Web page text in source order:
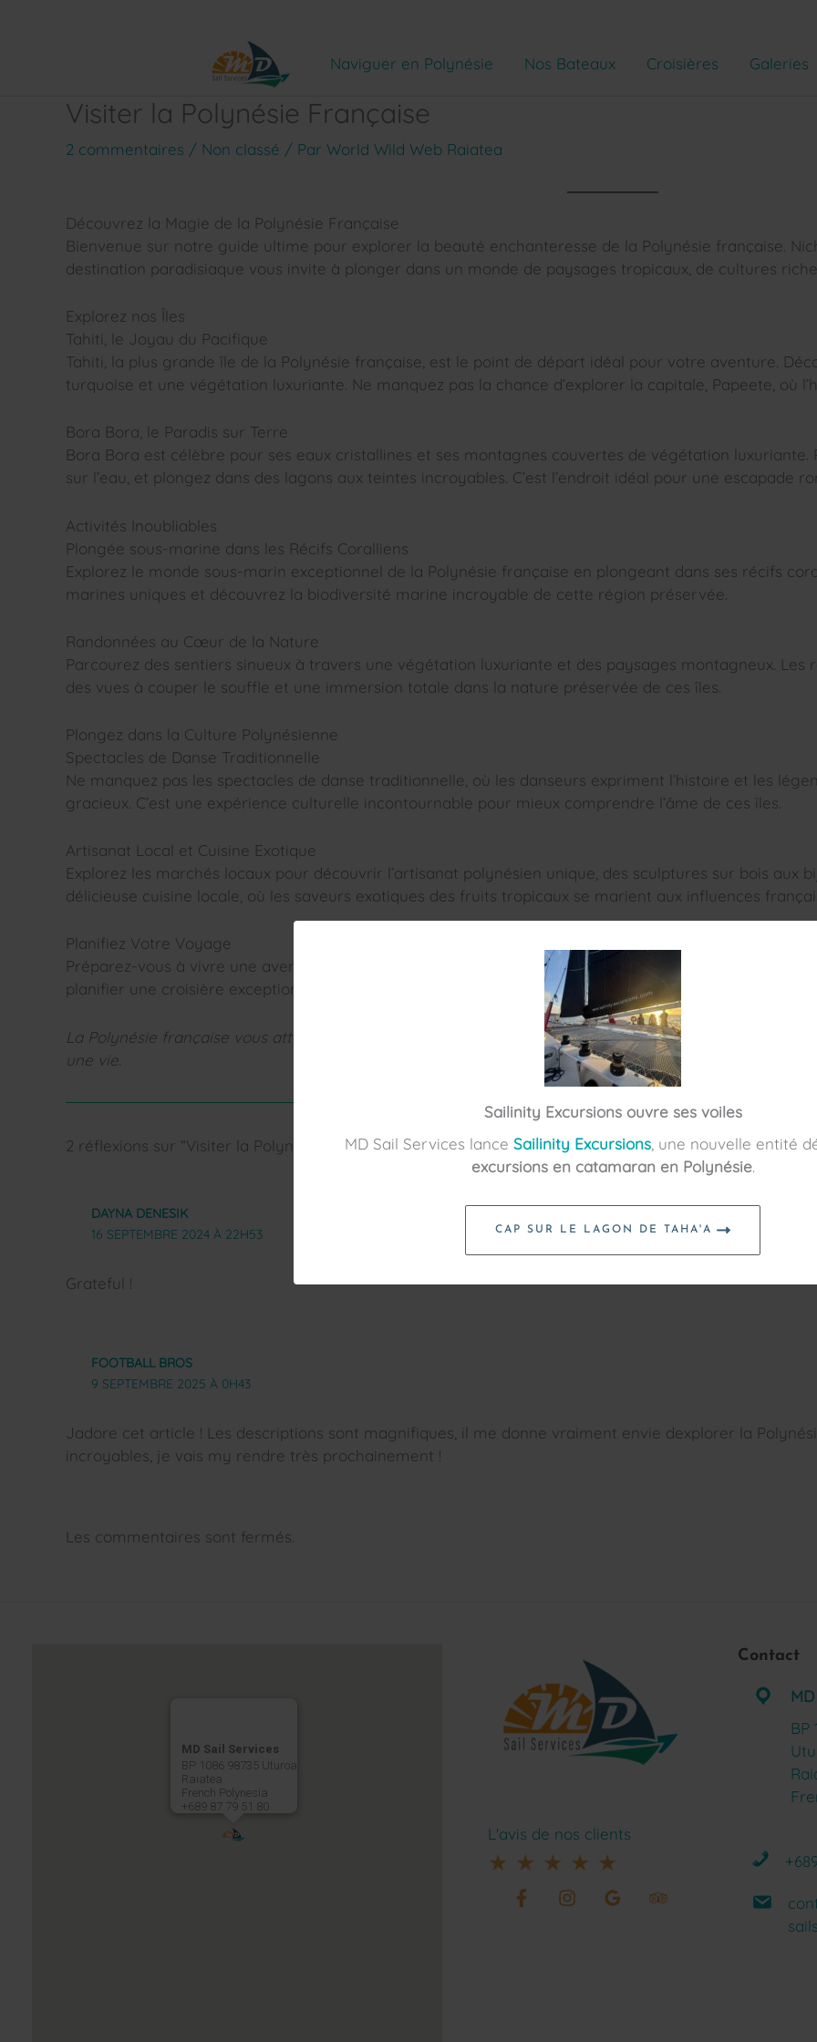
Sailinity Excursions ouvre ses voiles
MD Sail Services lance Sailinity Excursions, une nouvelle entité
excursions en catamaran en Polynésie.
CAP SUR LE LAGON DE TAHA'A
Naviguer en Polynésie Nos Bateaux Croisières Galeries
Visiter la Polynésie Française
2 commentaires / Non classé / Par World Wild Web Raiatea
Découvrez la Magie de la Polynésie Française
Bienvenue sur notre guide ultime pour explorer la beauté enchanteresse de la Polynésie française.
destination paradisiaque vous invite à plonger dans un monde de paysages tropicaux, de cultures
Explorez nos Îles
Tahiti, le Joyau du Pacifique
Tahiti, la plus grande île de la Polynésie française, est le point de départ idéal pour votre aventure.
turquoise et une végétation luxuriante. Ne manquez pas la chance d’explorer la capitale, Papeete, où
Bora Bora, le Paradis sur Terre
Bora Bora est célèbre pour ses eaux cristallines et ses montagnes couvertes de végétation
sur l’eau, et plongez dans des lagons aux teintes incroyables. C’est l’endroit idéal pour une escapade
Activités Inoubliables
Plongée sous-marine dans les Récifs Coralliens
Explorez le monde sous-marin exceptionnel de la Polynésie française en plongeant dans ses récifs
marines uniques et découvrez la biodiversité marine incroyable de cette région préservée.
Randonnées au Cœur de la Nature
Parcourez des sentiers sinueux à travers une végétation luxuriante et des paysages montagneux. Les
des vues à couper le souffle et une immersion totale dans la nature préservée de ces îles.
Plongez dans la Culture Polynésienne
Spectacles de Danse Traditionnelle
Ne manquez pas les spectacles de danse traditionnelle, où les danseurs expriment l’histoire et les
gracieux. C’est une expérience culturelle incontournable pour mieux comprendre l’âme de ces îles.
Artisanat Local et Cuisine Exotique
Explorez les marchés locaux pour découvrir l’artisanat polynésien unique, des sculptures sur bois aux
délicieuse cuisine locale, où les saveurs exotiques des fruits tropicaux se marient aux influences
Planifiez Votre Voyage
Préparez-vous à vivre une aventure inoubliable en Polynésie française. Consultez nos guides pratiques,
planifier une croisière exceptionnelle dans ce coin de paradis.
La Polynésie française vous attend avec ses trésors cachés et ses expériences uniques. Explorez,
une vie.
2 réflexions sur “Visiter la Polynésie Française”
DAYNA DENESIK
16 SEPTEMBRE 2024 À 22H53
Grateful !
FOOTBALL BROS
9 SEPTEMBRE 2025 À 0H43
Jadore cet article ! Les descriptions sont magnifiques, il me donne vraiment envie dexplorer la
incroyables, je vais my rendre très prochainement !
Les commentaires sont fermés.
MD Sail Services
BP 1086 98735 Uturoa
Raiatea
French Polynesia
+689 87 79 51 80
L'avis de nos clients
★ ★ ★ ★ ★
Contact
BP